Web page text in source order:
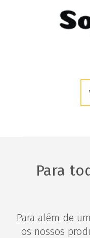
Para
Para além de
os nossos